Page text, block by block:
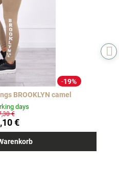
19%
BROOKLYN camel
days
€
€